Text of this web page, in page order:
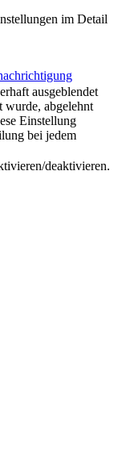
im Detail
ausgeblendet
wurde, abgelehnt
Einstellung
bei jedem
deaktivieren.